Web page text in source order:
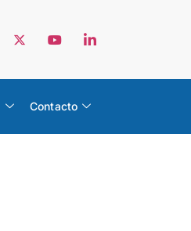
Contacto